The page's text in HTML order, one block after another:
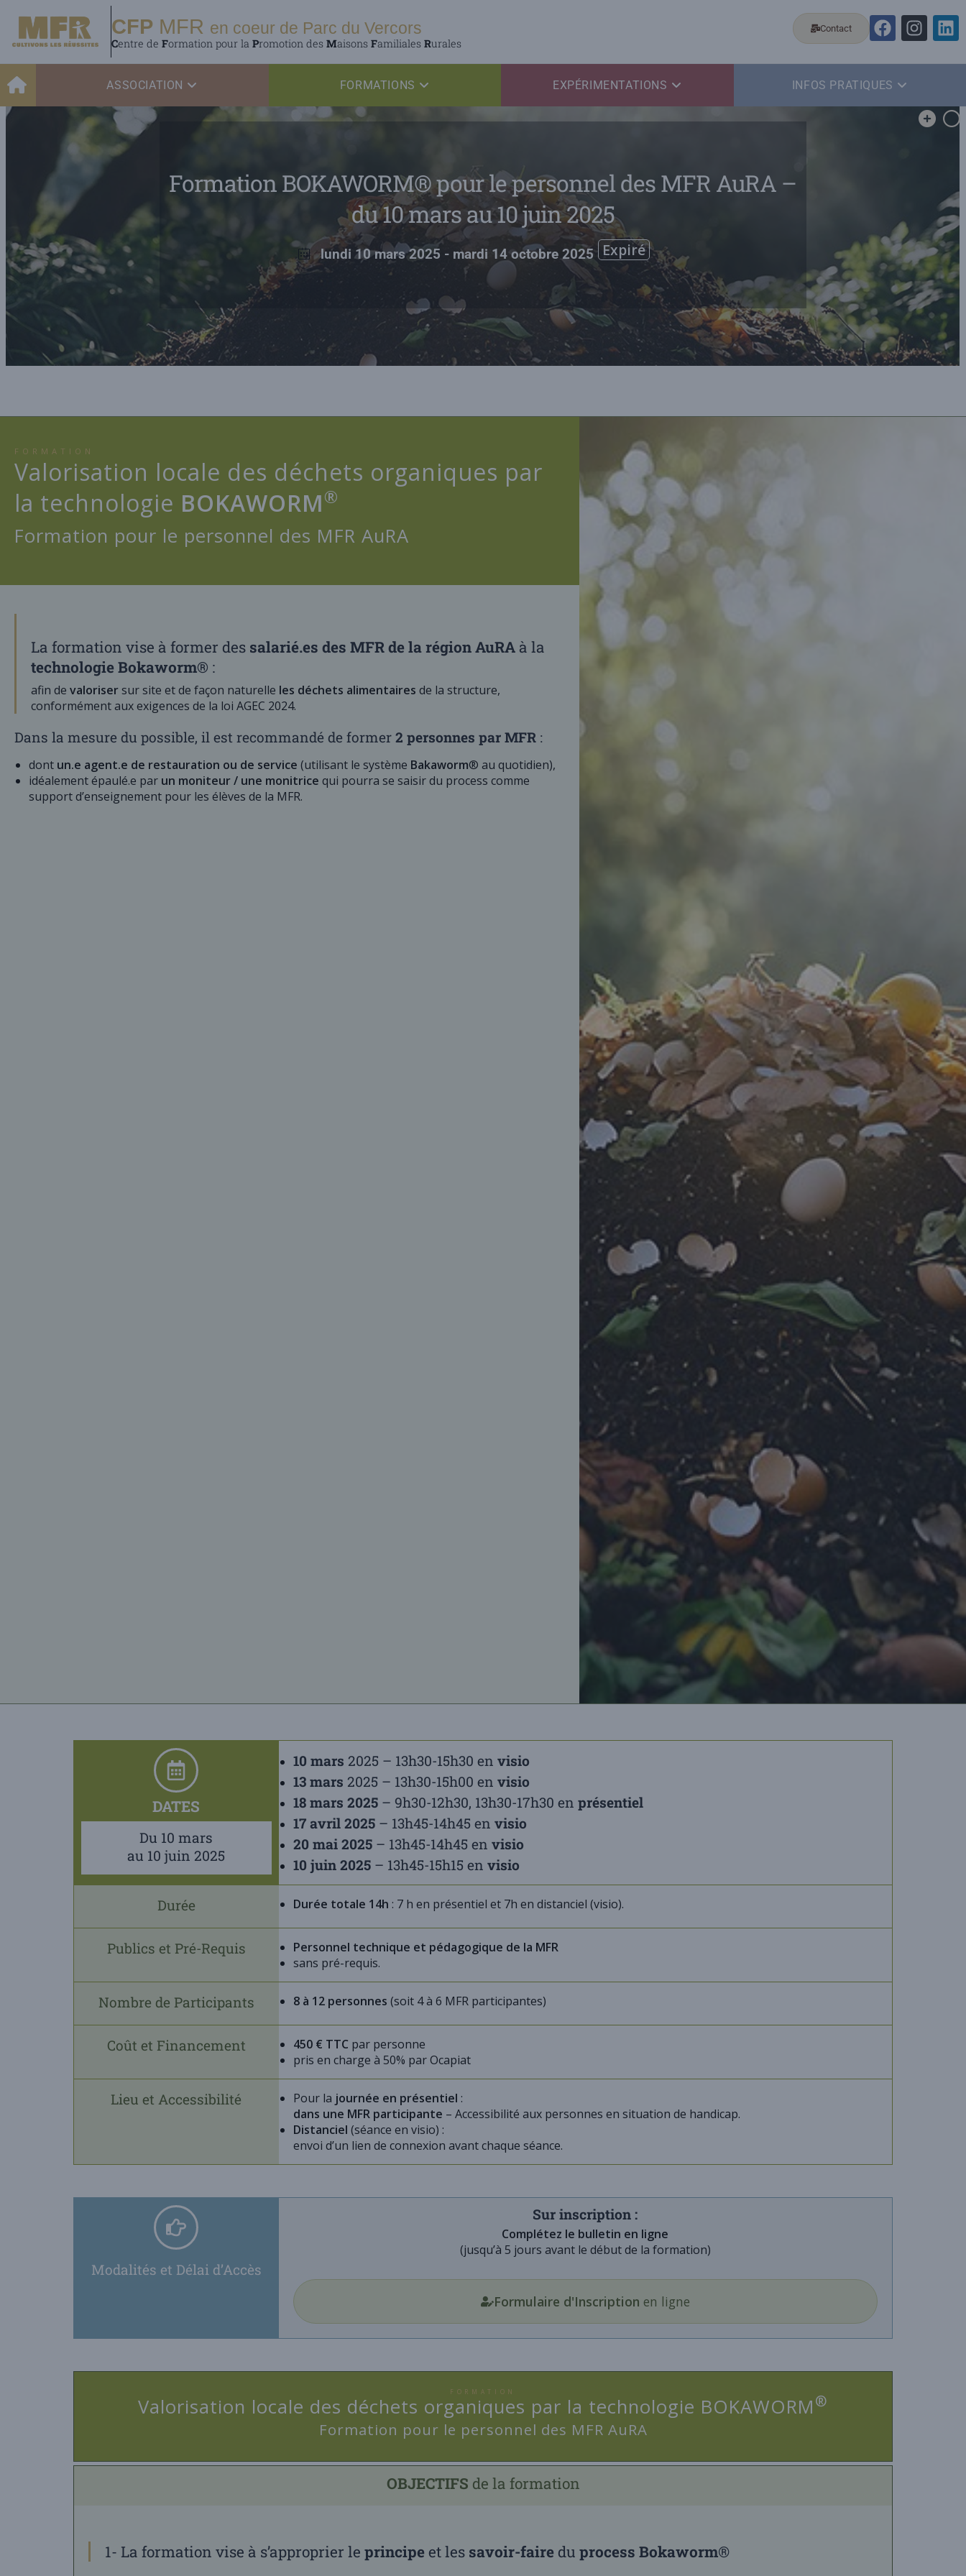
CFPMFR en coeur de Parc du Vercors
Centre de Formation pour la Promotion des Maisons Familiales Rurales
Contact
ASSOCIATION FORMATIONS EXPÉRIMENTATIONS INFOS PRATIQUES
Formation BOKAWORM® pour le personnel des MFR AuRA –
du 10 mars au 10 juin 2025
lundi 10 mars 2025 - mardi 14 octobre 2025 Expiré
FORMATION
Valorisation locale des déchets organiques par
la technologie BOKAWORM®
Formation pour le personnel des MFR AuRA
La formation vise à former des salarié.es des MFR de la région AuRA à la
technologie Bokaworm® :
afin de valorisersur site et de façon naturelle les déchets alimentaires de la structure,
conformément aux exigences de la loi AGEC 2024.
Dans la mesure du possible, il est recommandé de former 2 personnes par MFR :
dont un.e agent.e de restauration ou de service (utilisant le système Bakaworm® au quotidien),
idéalement épaulé.e par un moniteur / une monitrice qui pourra se saisir du process comme
support d’enseignement pour les élèves de la MFR.
DATES
Du 10 mars
au 10 juin 2025
10 mars 2025 – 13h30-15h30 en visio
13 mars 2025 – 13h30-15h00 en visio
18 mars 2025– 9h30-12h30, 13h30-17h30 en présentiel
17 avril 2025– 13h45-14h45 en visio
20 mai 2025– 13h45-14h45 en visio
10 juin 2025– 13h45-15h15 en visio
Durée Durée totale 14h : 7 h en présentiel et 7h en distanciel (visio).
Publics et Pré-Requis
Personnel technique et pédagogique de la MFR
sans pré-requis.
Nombre de Participants 8 à 12 personnes (soit 4 à 6 MFR participantes)
Coût et Financement 450 € TTC par personne
pris en charge à 50% par Ocapiat
Lieu et Accessibilité Pour la journée en présentiel :
dans une MFR participante – Accessibilité aux personnes en situation de handicap.
Distanciel (séance en visio) :
envoi d’un lien de connexion avant chaque séance.
Modalités et Délai d’Accès
Sur inscription :
Complétez le bulletin en ligne
(jusqu’à 5 jours avant le début de la formation)
Formulaire d'Inscription en ligne
FORMATION
Valorisation locale des déchets organiques par la technologie BOKAWORM®
Formation pour le personnel des MFR AuRA
OBJECTIFS de la formation
1- La formation vise à s’approprier le principe et les savoir-faire du process Bokaworm®